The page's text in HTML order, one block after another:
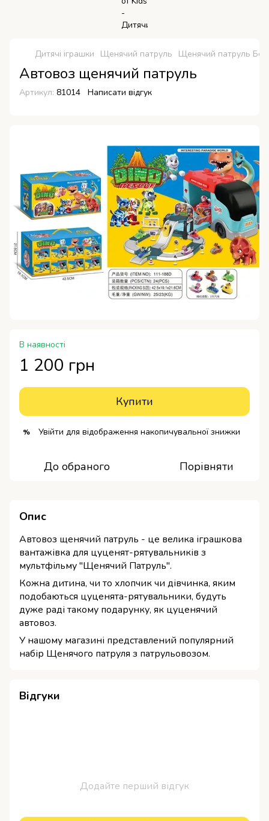
Дитячі іграшки Щенячий патруль Щенячий патруль
Автовоз щенячий патруль
Артикул: 81014 Написати відгук
В наявності
1 200 грн
Купити
% Увійти для відображення накопичувальної знижки
До обраного Порівняти
Опис
Автовоз щенячий патруль - це велика іграшкова
вантажівка для цуценят-рятувальників з
мультфільму "Щенячий Патруль".
Кожна дитина, чи то хлопчик чи дівчинка, яким
подобаються цуценята-рятувальники, будуть
дуже раді такому подарунку, як цуценячий
автовоз.
У нашому магазині представлений популярний
набір Щенячого патруля з патрульовозом.
Відгуки
Додайте перший відгук